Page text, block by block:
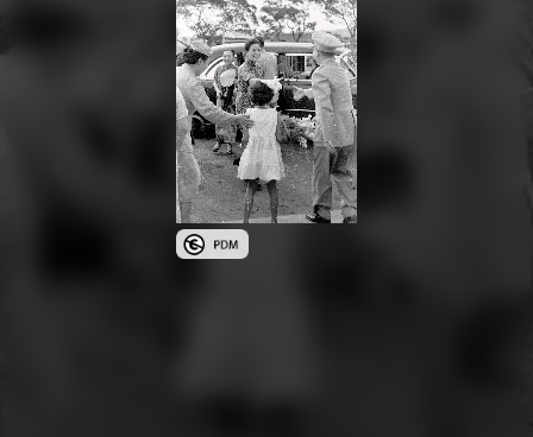
公眾領域標章(PDM)